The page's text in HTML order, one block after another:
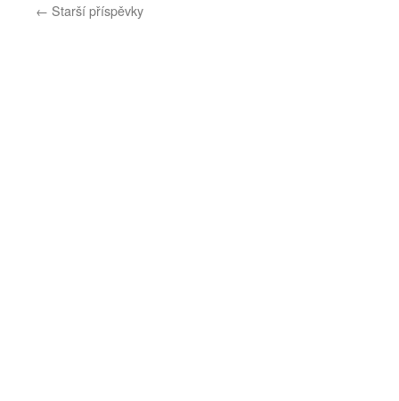
← Starší příspěvky